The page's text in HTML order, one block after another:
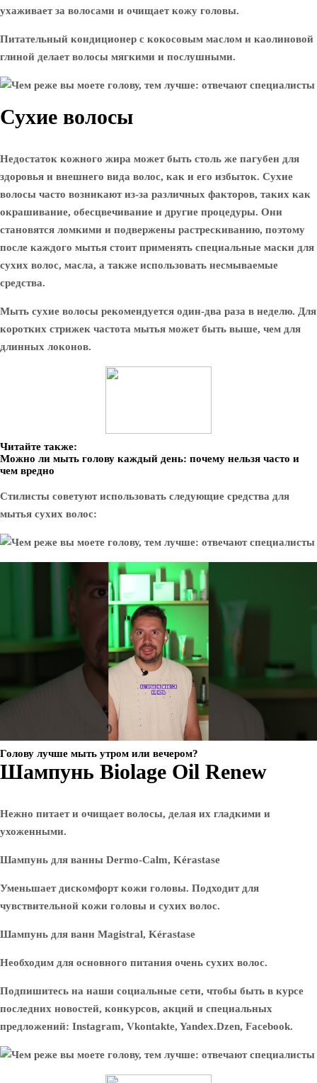
ухаживает за волосами и очищает кожу головы.
Питательный кондиционер с кокосовым маслом и каолиновой
глиной делает волосы мягкими и послушными.
Сухие волосы
Недостаток кожного жира может быть столь же пагубен для
здоровья и внешнего вида волос, как и его избыток. Сухие
волосы часто возникают из-за различных факторов, таких как
окрашивание, обесцвечивание и другие процедуры. Они
становятся ломкими и подвержены растрескиванию, поэтому
после каждого мытья стоит применять специальные маски для
сухих волос, масла, а также использовать несмываемые
средства.
Мыть сухие волосы рекомендуется один-два раза в неделю. Для
коротких стрижек частота мытья может быть выше, чем для
длинных локонов.
Читайте также:
Можно ли мыть голову каждый день: почему нельзя часто и
чем вредно
Стилисты советуют использовать следующие средства для
мытья сухих волос:
Голову лучше мыть утром или вечером?
Шампунь Biolage Oil Renew
Нежно питает и очищает волосы, делая их гладкими и
ухоженными.
Шампунь для ванны Dermo-Calm, Kérastase
Уменьшает дискомфорт кожи головы. Подходит для
чувствительной кожи головы и сухих волос.
Шампунь для ванн Magistral, Kérastase
Необходим для основного питания очень сухих волос.
Подпишитесь на наши социальные сети, чтобы быть в курсе
последних новостей, конкурсов, акций и специальных
предложений: Instagram, Vkontakte, Yandex.Dzen, Facebook.